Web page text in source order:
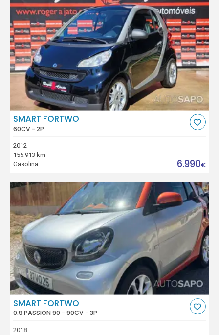
SMART FORTWO
60CV - 2P
2012
155.913 km
Gasolina
6.990€
SMART FORTWO
0.9 PASSION 90 - 90CV - 3P
2018